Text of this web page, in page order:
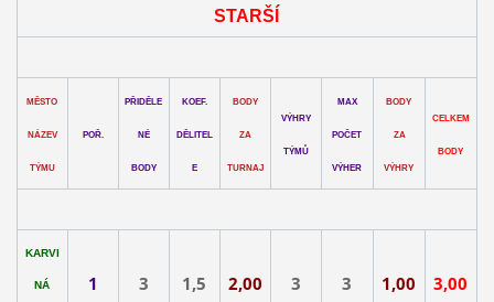
STARŠÍ
MĚSTO
NÁZEV
TÝMU
POŘ.
PŘIDĚLE
NÉ
BODY
KOEF.
DĚLITEL
E
BODY
ZA
TURNAJ
VÝHRY
TÝMŮ
MAX
POČET
VÝHER
BODY
ZA
VÝHRY
CELKEM
BODY
KARVI
NÁ 1 3 1,5 2,00 3 3 1,00 3,00